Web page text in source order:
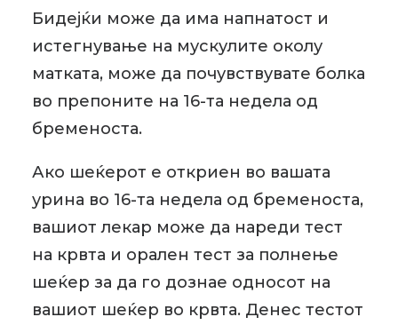
Бидејќи може да има напнатост и
истегнување на мускулите околу
матката, може да почувствувате болка
во препоните на 16-та недела од
бременоста.
Ако шеќерот е откриен во вашата
урина во 16-та недела од бременоста,
вашиот лекар може да нареди тест
на крвта и орален тест за полнење
шеќер за да го дознае односот на
вашиот шеќер во крвта. Денес тестот